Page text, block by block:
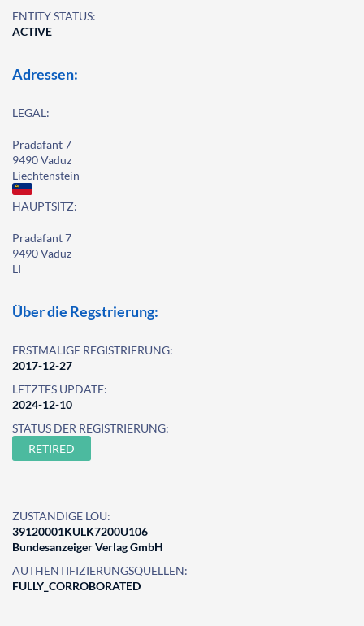
ENTITY STATUS:
ACTIVE
Adressen:
LEGAL:
Pradafant 7
9490 Vaduz
Liechtenstein
HAUPTSITZ:
Pradafant 7
9490 Vaduz
LI
Über die Regstrierung:
ERSTMALIGE REGISTRIERUNG:
2017-12-27
LETZTES UPDATE:
2024-12-10
STATUS DER REGISTRIERUNG:
RETIRED
ZUSTÄNDIGE LOU:
39120001KULK7200U106
Bundesanzeiger Verlag GmbH
AUTHENTIFIZIERUNGSQUELLEN:
FULLY_CORROBORATED